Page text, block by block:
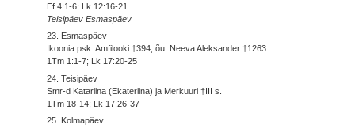
Ef 4:1-6; Lk 12:16-21
Teisipäev Esmaspäev
23. Esmaspäev
Ikoonia psk. Amfilooki †394; õu. Neeva Aleksander †1263
1Tm 1:1-7; Lk 17:20-25
24. Teisipäev
Smr-d Katariina (Ekateriina) ja Merkuuri †III s.
1Tm 18-14; Lk 17:26-37
25. Kolmapäev